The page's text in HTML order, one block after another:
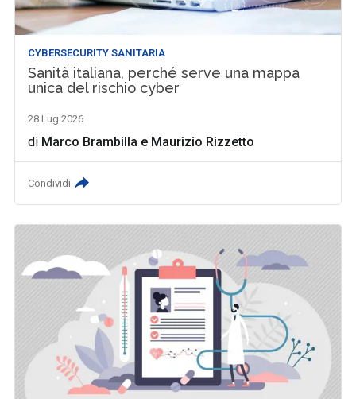
CYBERSECURITY SANITARIA
Sanità italiana, perché serve una mappa
unica del rischio cyber
28 Lug 2026
di Marco Brambilla e Maurizio Rizzetto
Condividi